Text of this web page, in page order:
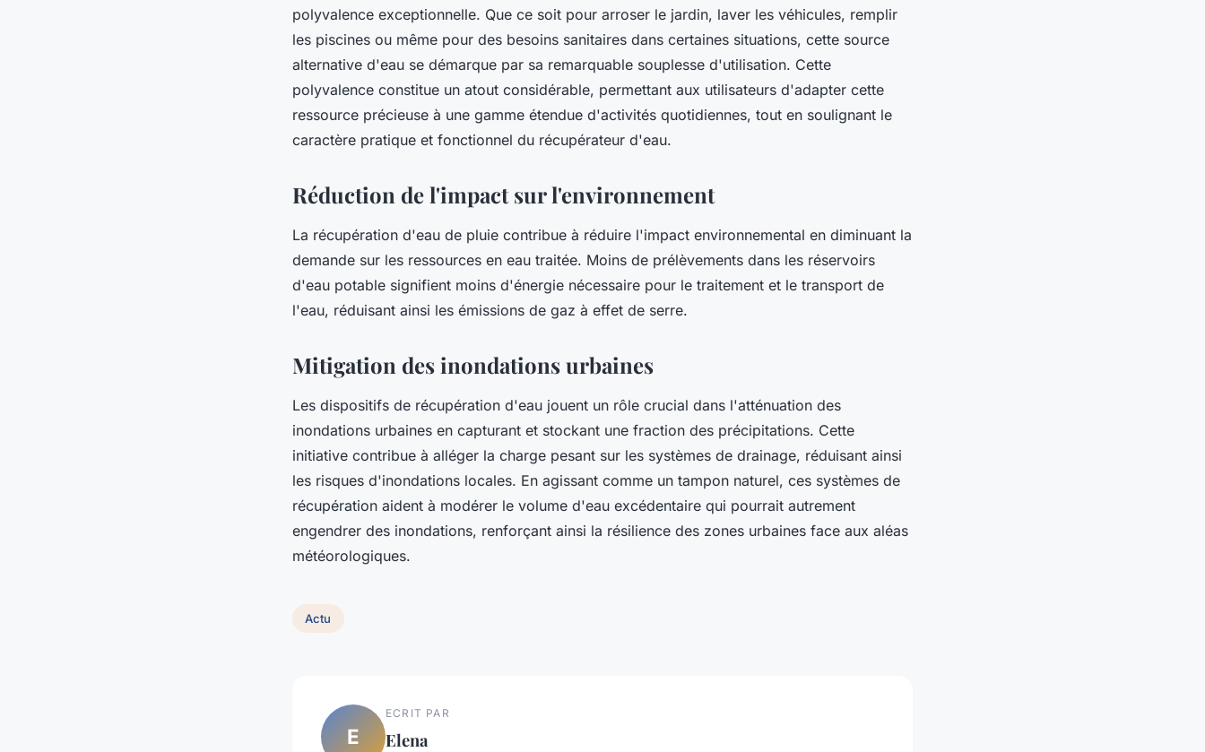
polyvalence exceptionnelle. Que ce soit pour arroser le jardin, laver les véhicules, remplir
les piscines ou même pour des besoins sanitaires dans certaines situations, cette source
alternative d'eau se démarque par sa remarquable souplesse d'utilisation. Cette
polyvalence constitue un atout considérable, permettant aux utilisateurs d'adapter cette
ressource précieuse à une gamme étendue d'activités quotidiennes, tout en soulignant le
caractère pratique et fonctionnel du récupérateur d'eau.
Réduction de l'impact sur l'environnement
La récupération d'eau de pluie contribue à réduire l'impact environnemental en diminuant la
demande sur les ressources en eau traitée. Moins de prélèvements dans les réservoirs
d'eau potable signifient moins d'énergie nécessaire pour le traitement et le transport de
l'eau, réduisant ainsi les émissions de gaz à effet de serre.
Mitigation des inondations urbaines
Les dispositifs de récupération d'eau jouent un rôle crucial dans l'atténuation des
inondations urbaines en capturant et stockant une fraction des précipitations. Cette
initiative contribue à alléger la charge pesant sur les systèmes de drainage, réduisant ainsi
les risques d'inondations locales. En agissant comme un tampon naturel, ces systèmes de
récupération aident à modérer le volume d'eau excédentaire qui pourrait autrement
engendrer des inondations, renforçant ainsi la résilience des zones urbaines face aux aléas
météorologiques.
Actu
E
ECRIT PAR
Elena